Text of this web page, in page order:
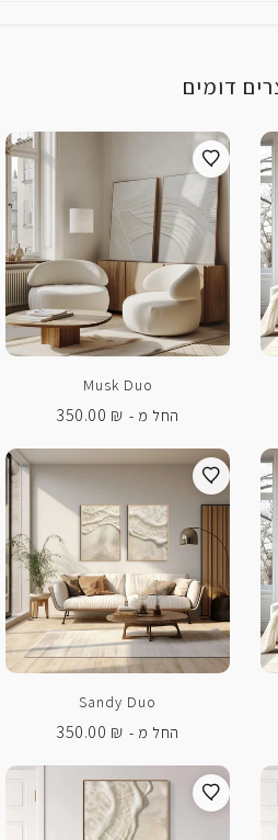
דומים
Musk Duo
החל מ -
350.00 ₪
Sandy Duo
החל מ -
350.00 ₪